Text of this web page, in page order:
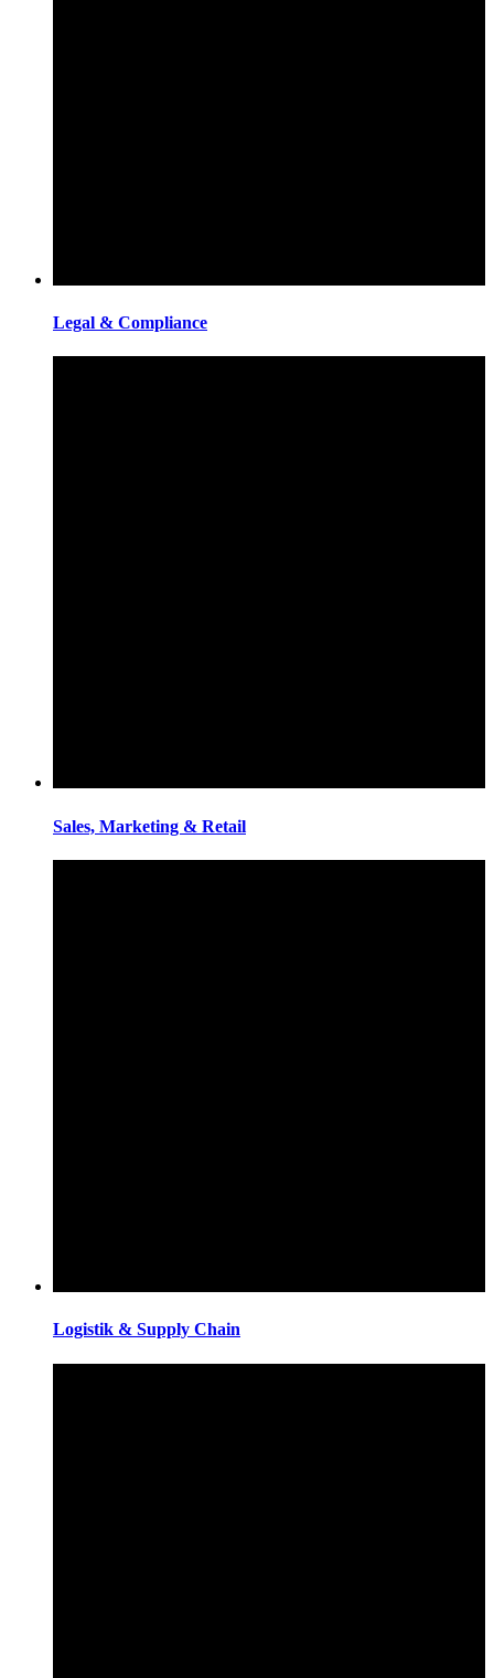
Legal & Compliance
Sales, Marketing & Retail
Logistik & Supply Chain